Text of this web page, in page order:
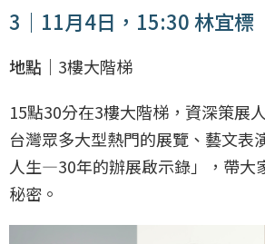
3｜11月4日，15:30 林宜標
地點｜ 3樓大階梯
15點30分在3樓大階梯，資深策展
台灣眾多大型熱門的展覽、藝文表
人生—30年的辦展啟示錄」，帶大
秘密。